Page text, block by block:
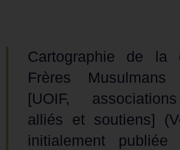
Cartographie de la
Frères
[UOIF,
alliés et soutiens]
initialement